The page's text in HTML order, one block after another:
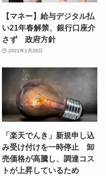
【マネー】給与デジタル払
い21年春解禁、銀行口座介
さず 政府方針
2021年1月28日
「楽天でんき」新規申し込
み受け付けを一時停止 卸
売価格が高騰し、調達コス
トが上昇しているため